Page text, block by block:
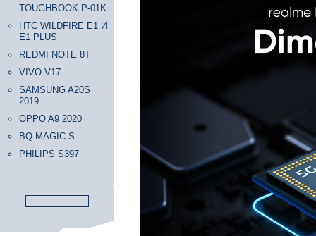
TOUGHBOOK P-01K
HTC WILDFIRE E1 И
E1 PLUS
REDMI NOTE 8T
VIVO V17
SAMSUNG A20S
2019
OPPO A9 2020
BQ MAGIC S
PHILIPS S397